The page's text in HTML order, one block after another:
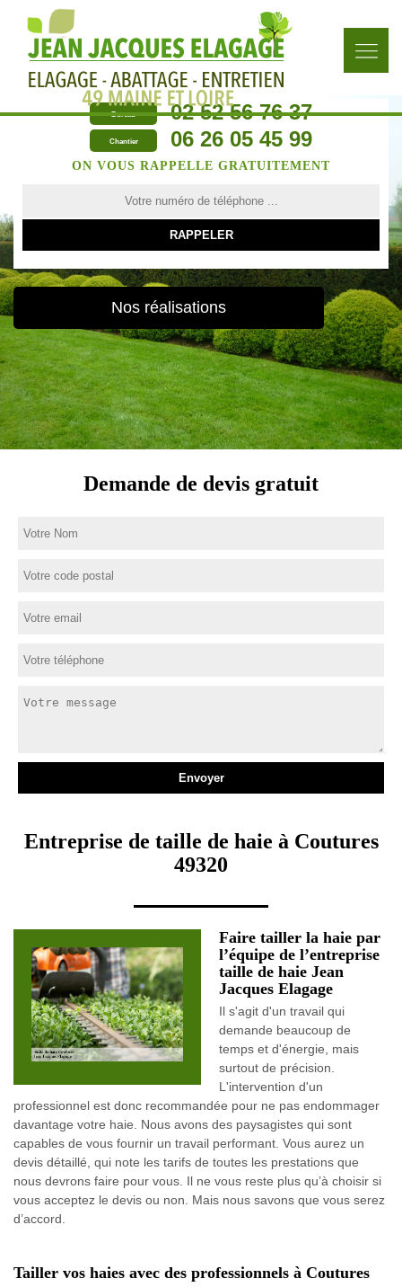
Bureau 02 52 56 76 37
Chantier 06 26 05 45 99
ON VOUS RAPPELLE GRATUITEMENT
Nos réalisations
Demande de devis gratuit
Entreprise de taille de haie à Coutures
49320
Faire tailler la haie par
l’équipe de l’entreprise
taille de haie Jean
Jacques Elagage
Il s'agit d'un travail qui
demande beaucoup de
temps et d'énergie, mais
surtout de précision.
L'intervention d'un
professionnel est donc recommandée pour ne pas endommager
davantage votre haie. Nous avons des paysagistes qui sont
capables de vous fournir un travail performant. Vous aurez un
devis détaillé, qui note les tarifs de toutes les prestations que
nous devrons faire pour vous. Il ne vous reste plus qu’à choisir si
vous acceptez le devis ou non. Mais nous savons que vous serez
d’accord.
Tailler vos haies avec des professionnels à Coutures